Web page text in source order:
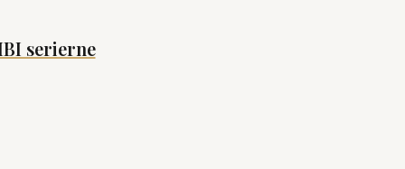
serierne